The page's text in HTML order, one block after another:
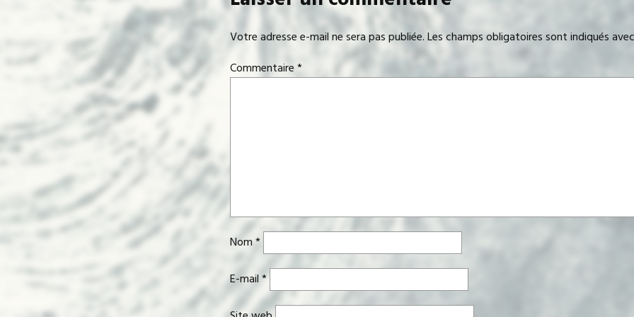
Votre adresse e-mail ne sera pas publiée.Les champs obligatoires sont indiqués
Commentaire*
Nom*
E-mail*